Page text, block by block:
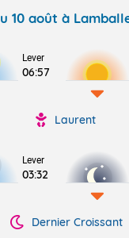
10 août à
Lever
06:57
Laurent
Lever
03:32
Dernier Croissant